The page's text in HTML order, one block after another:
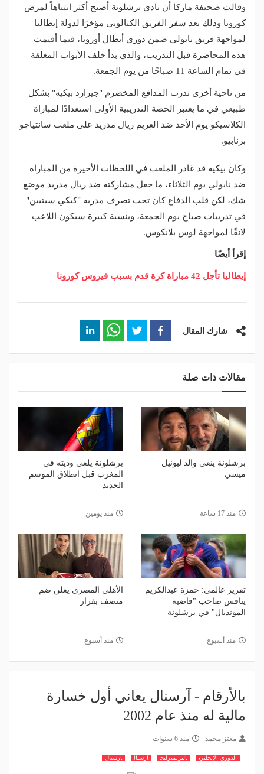
وقالت صحيفة ماركا أن نادي برشلونة أصبح أكثر انتباهاً لمرض
كورونا وذلك بعد سفر الفريق الكتالوني مؤخرًا لدولة إيطاليا
لمواجهة فريق نابولي ضمن دوري أبطال أوروبا، فيما أقيمت
هذه المحاضرة قبل التدريب، والذي بدأ خلف الأبواب المغلقة
في تمام الساعة 11 صباحًا من يوم الجمعة.
من ناحية أخرى تدرب المدافع المخضرم "جيرارد بيكيه" بشكل
طبيعي في ما يعتبر الحصة التدريبية الأولى استعدادًا لمباراة
الكلاسيكو يوم الأحد ضد الغريم ريال مدريد على ملعب سانتياجو
برنابيو.
وكان بيكيه قد غادر الملعب في اللحظات الأخيرة من المباراة
ضد نابولي يوم الثلاثاء، ما جعل مشاركته ضد ريال مدريد موضع
شك، لكن قلب الدفاع كان تحت تصرف مدربه "كيكي سيتيين"
في تدريبات صباح يوم الجمعة، وبنسبة كبيرة سيكون اللاعب
لائقًا لمواجهة لوس بلانكوس.
إقرأ أيضًا
إيطاليا تأجل 42 مباراة كرة قدم بسبب فيروس كورونا
شارك المقال
مقالات ذات صلة
برشلونة ينعى والد ليونيل
ميسي
منذ 17 ساعة
برشلونة يلغي وديته في
المغرب قبل انطلاق الموسم
الجديد
منذ يومين
تقرير عالمي: حمزة عبدالكريم
ينافس صاحب "قاضية
المونديال" في برشلونة
منذ أسبوع
الأهلي المصري يعلن ضم
منصف بقرار
منذ أسبوع
بالأرقام - آرسنال يعاني أول خسارة
مالية له منذ عام 2002
معتز محمد منذ 6 سنوات
الدوري الإنجليزي البريميرليج آرسنال ارسنال